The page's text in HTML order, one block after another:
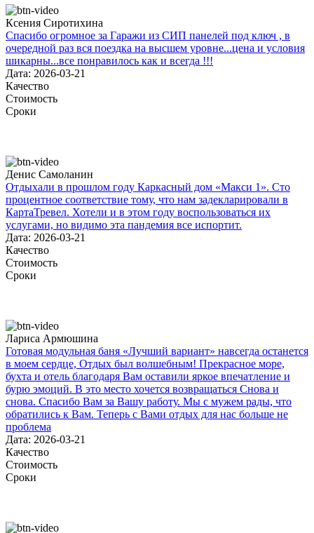
Ксения Сиротихина
Спасибо огромное за Гаражи из СИП панелей под ключ , в
очередной раз вся поездка на высшем уровне...цена и условия
шикарны...все понравилось как и всегда !!!
Дата: 2026-03-21
Качество
Стоимость
Сроки
Денис Самоланин
Отдыхали в прошлом году Каркасный дом «Макси 1». Сто
процентное соответствие тому, что нам задекларировали в
КартаТревел. Хотели и в этом году воспользоваться их
услугами, но видимо эта пандемия все испортит.
Дата: 2026-03-21
Качество
Стоимость
Сроки
Лариса Армюшина
Готовая модульная баня «Лучший вариант» навсегда останется
в моем сердце, Отдых был волшебным! Прекрасное море,
бухта и отель благодаря Вам оставили яркое впечатление и
бурю эмоций. В это место хочется возвращаться Снова и
снова. Спасибо Вам за Вашу работу. Мы с мужем рады, что
обратились к Вам. Теперь с Вами отдых для нас больше не
проблема
Дата: 2026-03-21
Качество
Стоимость
Сроки